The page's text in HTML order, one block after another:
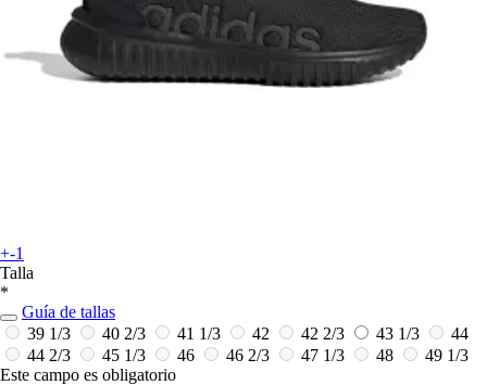
+-1
Talla
*
Guía de tallas
39 1/3
40 2/3 41 1/3 42 42 2/3 43 1/3
44
44 2/3
45 1/3 46 46 2/3 47 1/3 48
49 1/3
Este campo es obligatorio